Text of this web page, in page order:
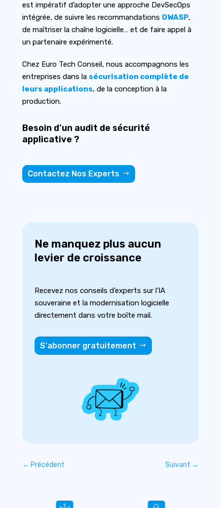
est impératif d’adopter une approche DevSecOps
intégrée, de suivre les recommandations OWASP,
de maîtriser la chaîne logicielle… et de faire appel à
un partenaire expérimenté.
Chez Euro Tech Conseil, nous accompagnons les
entreprises dans la sécurisation complète de
leurs applications, de la conception à la
production.
Besoin d’un audit de sécurité
applicative ?
Contactez Nos Experts
Ne manquez plus aucun
levier de croissance
Recevez nos conseils d’experts sur l’IA
souveraine et la modernisation logicielle
directement dans votre boîte mail.
S'abonner gratuitement
← Précédent Suivant →